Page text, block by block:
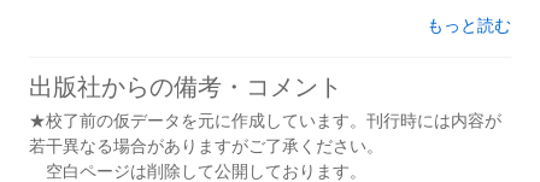
もっと読む
出版社からの備考・コメント
★校了前の仮データを元に作成しています。刊行時には内容が
若干異なる場合がありますがご了承ください。
空白ページは削除して公開しております。